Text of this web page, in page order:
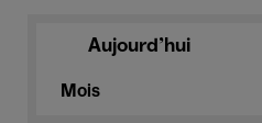
Aujourd'hui
Mois